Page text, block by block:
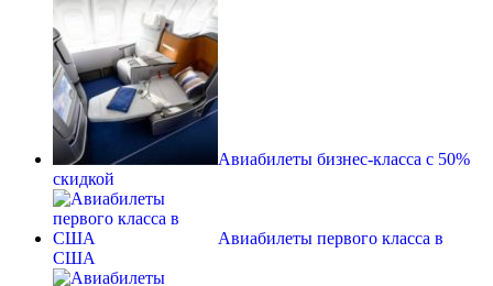
Авиабилеты бизнес-класса с 50%
скидкой
Авиабилеты первого класса в
США